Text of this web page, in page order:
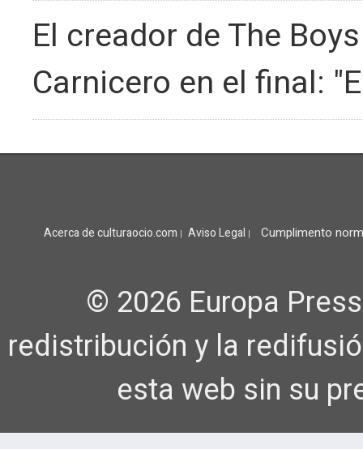
El creador de The
Carnicero en el final:
Acerca de culturaocio.com | Aviso Legal | Cumplimento
© 2026 Europa
redistribución y la
esta web sin su